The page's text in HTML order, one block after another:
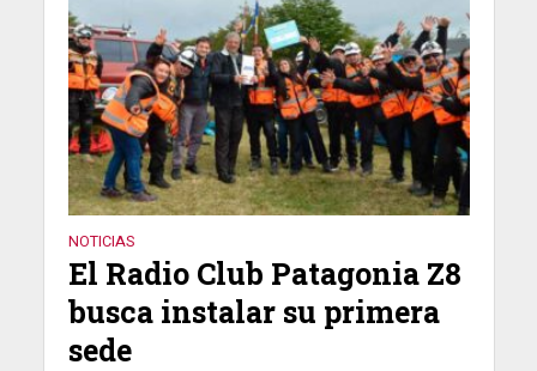
NOTICIAS
El Radio Club Patagonia Z8
busca instalar su primera
sede